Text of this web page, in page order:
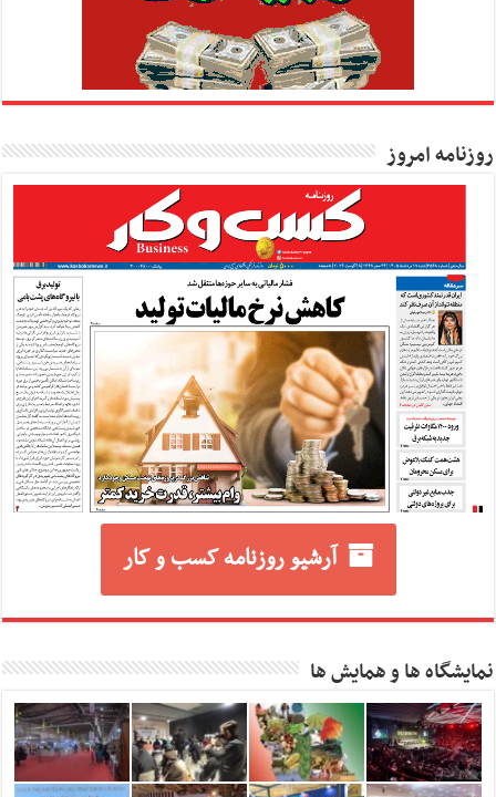
روزنامه امروز
آرشیو روزنامه کسب و کار
نمایشگاه ها و همایش ها